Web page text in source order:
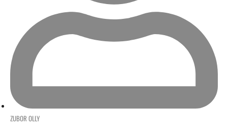
ZUBOR OLLY